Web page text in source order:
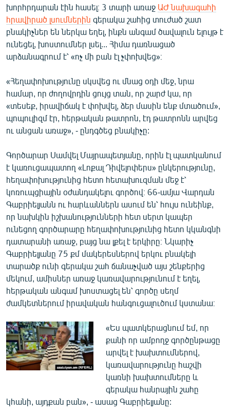
խորհրդարան էին հասել։ 3 տարի առաջ ԱԺ նախագահի
հրավիրած լսումներին գերակա շահից տուժած շատ
բնակիչներ են ներկա եղել, ինքն անգամ ծավալուն ելույթ է
ունեցել, խոստումներ լսել... Հիմա դառնացած
արձանագրում է՝ «ոչ մի բան էլ չփոխվեց»։
«Հեղափոխությունը սկսվեց ու մնաց օդի մեջ, նրա
համար, որ ժողովրդին ցույց տան, որ շարժ կա, որ
«տեսեք, իրավիճակ է փոխվել, ձեր մասին ենք մտածում»,
պոպուլիզմ էր, հերթական թատրոն, էդ թատրոնն արվեց
ու անցան առաջ», - ընդգծեց բնակիչը:
Գործարար Սամվել Մայրապետյանը, որին էլ պատկանում
է կառուցապատող «Լոքալ Դիվելոփերս» ընկերությունը,
հեղափոխությունից հետո հետախուզման մեջ է՝
կոռուպցիային օժանդակելու գործով։ 66-ամյա Վարդան
Գաբրիելյանն ու հարևաններն ասում են՝ հույս ունեինք,
որ նախկին իշխանությունների հետ սերտ կապեր
ունեցող գործարարը հեղափոխությունից հետո կկանգնի
դատարանի առաջ, բայց նա լքել է երկիրը։ Նկարիչ
Գաբրիելյանը 75 քմ մակերեսներով երկու բնակելի
տարածք ունի գերակա շահ ճանաչված այս շենքերից
մեկում, ամիսներ առաջ կառավարությունում է եղել,
հերթական անգամ խոստացել են՝ գործը սեղմ
ժամկետներում իրավական հանգուցալուծում կստանա։
«Ես պատկերացնում եմ, որ
քանի որ ամբողջ գործընթացը
արվել է խախտումներով,
կառավարությունը հաշվի
կառնի խախտումները և
գերակա հանրային շահը
կհանի, այդքան բան», - ասաց Գաբրիելյանը: